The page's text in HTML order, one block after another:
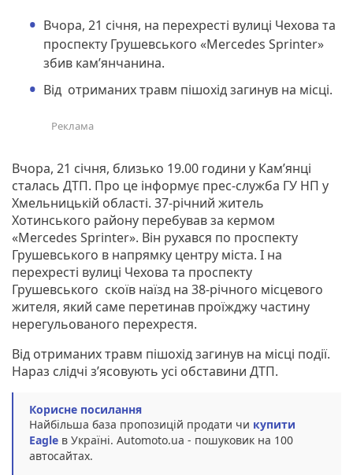
Вчора, 21 січня, на перехресті вулиці Чехова та
проспекту Грушевського «Mercedes Sprinter»
збив кам’янчанина.
Від отриманих травм пішохід загинув на місці.
Вчора, 21 січня, близько 19.00 години у Кам’янці
сталась ДТП. Про це інформує прес-служба ГУ НП у
Хмельницькій області. 37-річний житель
Хотинського району перебував за кермом
«Mercedes Sprinter». Він рухався по проспекту
Грушевського в напрямку центру міста. І на
перехресті вулиці Чехова та проспекту
Грушевського скоїв наїзд на 38-річного місцевого
жителя, який саме перетинав проїжджу частину
нерегульованого перехрестя.
Від отриманих травм пішохід загинув на місці події.
Нараз слідчі з’ясовують усі обставини ДТП.
Корисне посилання
Найбільша база пропозицій продати чи купити
Eagle в Україні. Аutomoto.ua - пошуковик на 100
автосайтах.